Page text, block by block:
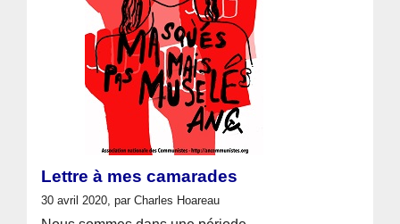
Lettre à mes camarades
30 avril 2020, par Charles Hoareau